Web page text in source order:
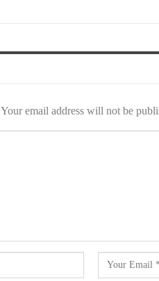
Your email address will not be